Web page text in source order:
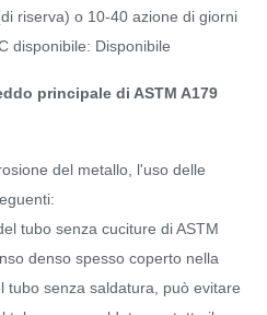
riserva) o 10-40 azione di giorni
disponibile: Disponibile
principale di ASTM A179
del metallo, l'uso delle
tubo senza cuciture di ASTM
denso spesso coperto nella
tubo senza saldatura, può evitare